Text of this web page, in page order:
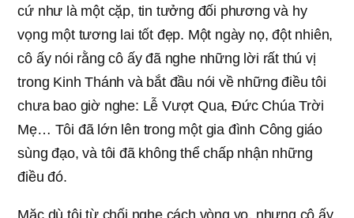
cứ như là một cặp, tin tưởng đối phương và hy
vọng một tương lai tốt đẹp. Một ngày nọ, đột nhiên,
cô ấy nói rằng cô ấy đã nghe những lời rất thú vị
trong Kinh Thánh và bắt đầu nói về những điều tôi
chưa bao giờ nghe: Lễ Vượt Qua, Đức Chúa Trời
Mẹ… Tôi đã lớn lên trong một gia đình Công giáo
sùng đạo, và tôi đã không thể chấp nhận những
điều đó.